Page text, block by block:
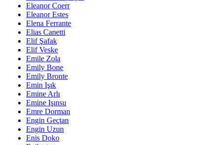
Eleanor Coerr
Eleanor Estes
Elena Ferrante
Elias Canetti
Elif Şafak
Elif Veske
Emile Zola
Emily Bone
Emily Bronte
Emin Işık
Emine Arlı
Emine Işınsu
Emre Dorman
Engin Geçtan
Engin Uzun
Enis Doko